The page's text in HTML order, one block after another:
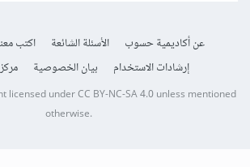
عن أكاديمية حسوب الأسئلة الشائعة اكتب معنا
إرشادات الاستخدام
بيان الخصوصية
licensed underCC BY-NC-SA 4.0unless mentioned
otherwise.